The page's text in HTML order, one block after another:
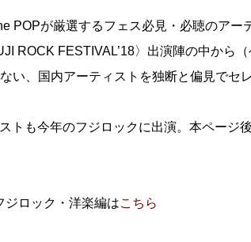
が厳選するフェス必見・必聴のアー
ROCK FESTIVAL’18〉出演陣の中から（
い、国内アーティストを独断と偏見でセ
トも今年のフジロックに出演。本ページ
ジロック・洋楽編はこちら